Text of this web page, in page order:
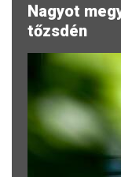
Nagyot
tőzsdén